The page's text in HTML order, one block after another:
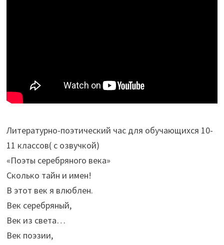
Литературно-поэтический час для обучающихся 10-
11 классов( с озвучкой)
«Поэты серебряного века»
Сколько тайн и имен!
В этот век я влюблен.
Век серебряный,
Век из света…
Век поэзии,